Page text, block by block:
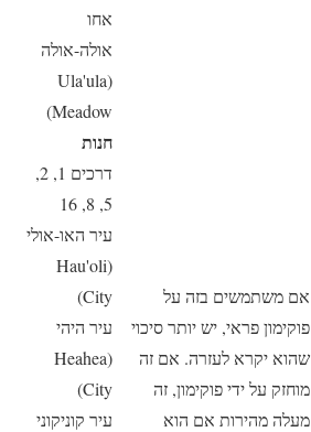
אם משתמשים בזה על
פוקימון פראי, יש יותר סיכוי
שהוא יקרא לעזרה. אם זה
מוחזק על ידי פוקימון, זה
מעלה מהירות אם הוא
אחו
אולה-אולה
(Ula'ula
Meadow)
חנות
דרכים 1, 2,
5, 8, 16
עיר האו-אולי
(Hau'oli
City)
עיר היהי
(Heahea
City)
עיר קוניקוני